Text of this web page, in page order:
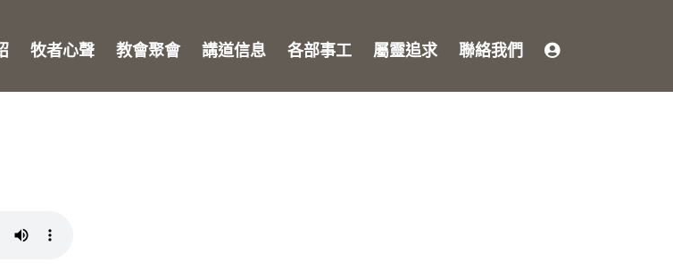
牧者心聲 教會聚會 講道信息 各部事工 屬靈追求 聯絡我們